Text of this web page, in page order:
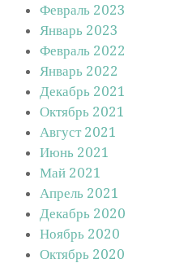
Февраль 2023
Январь 2023
Февраль 2022
Январь 2022
Декабрь 2021
Октябрь 2021
Август 2021
Июнь 2021
Май 2021
Апрель 2021
Декабрь 2020
Ноябрь 2020
Октябрь 2020